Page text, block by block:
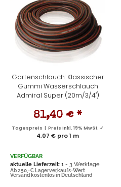
Gartenschlauch: Klassischer
Gummi Wasserschlauch
Admiral Super (20m/3/4")
81,40 € *
Tagespreis | Preis inkl. 19% MwSt. ✓
4,07 € pro 1 m
VERFÜGBAR
aktuelle Lieferzeit: 1 - 3 Werktage
Ab 250,-€ Lagerverkaufs-Wert
Versand kostenlos in Deutschland